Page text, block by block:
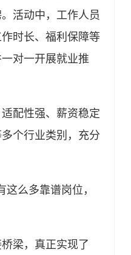
活动中，工作人员
时长、福利保障等
对一开展就业推
配性强、薪资稳定
个行业类别，充分
么多靠谱岗位，
梁，真正实现了